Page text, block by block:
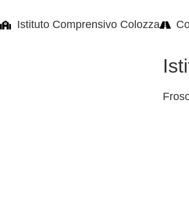
Istituto Comprensivo Colozza